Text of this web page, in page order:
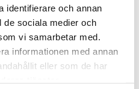
identifierare och annan
de sociala medier och
vi samarbetar med.
informationen med annan
eller som de har